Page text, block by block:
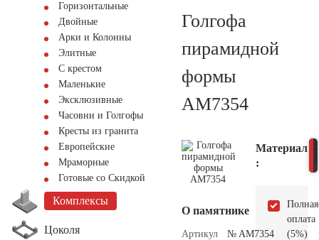
Горизонтальные
Двойные
Арки и Колонны
Элитные
С крестом
Маленькие
Эксклюзивные
Часовни и Голгофы
Кресты из гранита
Европейские
Мраморные
Готовые со Скидкой
Комплексы
Цоколя
Голгофа
пирамидной
формы
AM7354
О памятнике
Артикул
№ AM7354
Материал
:
Полная
оплата
(5%)